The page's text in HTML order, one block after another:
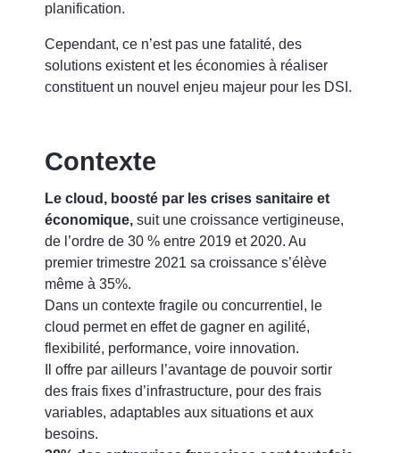
planification.
Cependant, ce n’est pas une fatalité, des
solutions existent et les économies à réaliser
constituent un nouvel enjeu majeur pour les DSI.
Contexte
Le cloud, boosté par les crises sanitaire et
économique, suit une croissance vertigineuse,
de l’ordre de 30 % entre 2019 et 2020. Au
premier trimestre 2021 sa croissance s’élève
même à 35%.
Dans un contexte fragile ou concurrentiel, le
cloud permet en effet de gagner en agilité,
flexibilité, performance, voire innovation.
Il offre par ailleurs l’avantage de pouvoir sortir
des frais fixes d’infrastructure, pour des frais
variables, adaptables aux situations et aux
besoins.